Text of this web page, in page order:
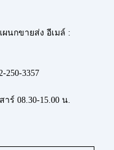
ผนกขายส่ง อีเมล์ :
250-3357
ร์ 08.30-15.00 น.